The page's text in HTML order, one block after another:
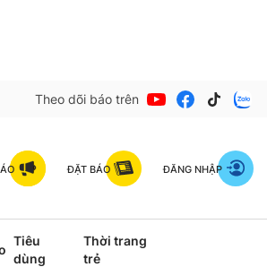
Theo dõi báo trên
ĐẶT BÁO ĐĂNG NHẬP
Tiêu
dùng
Thời trang
trẻ